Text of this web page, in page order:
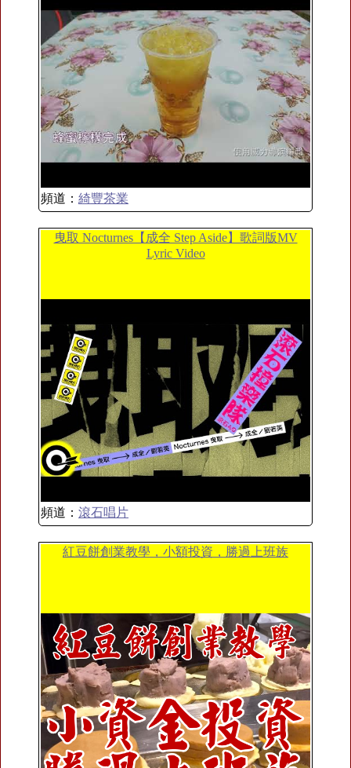
頻道： 綺豐茶業
曳取 Nocturnes【成全 Step Aside】歌詞版MV
Lyric Video
頻道： 滾石唱片
紅豆餅創業教學，小額投資，勝過上班族